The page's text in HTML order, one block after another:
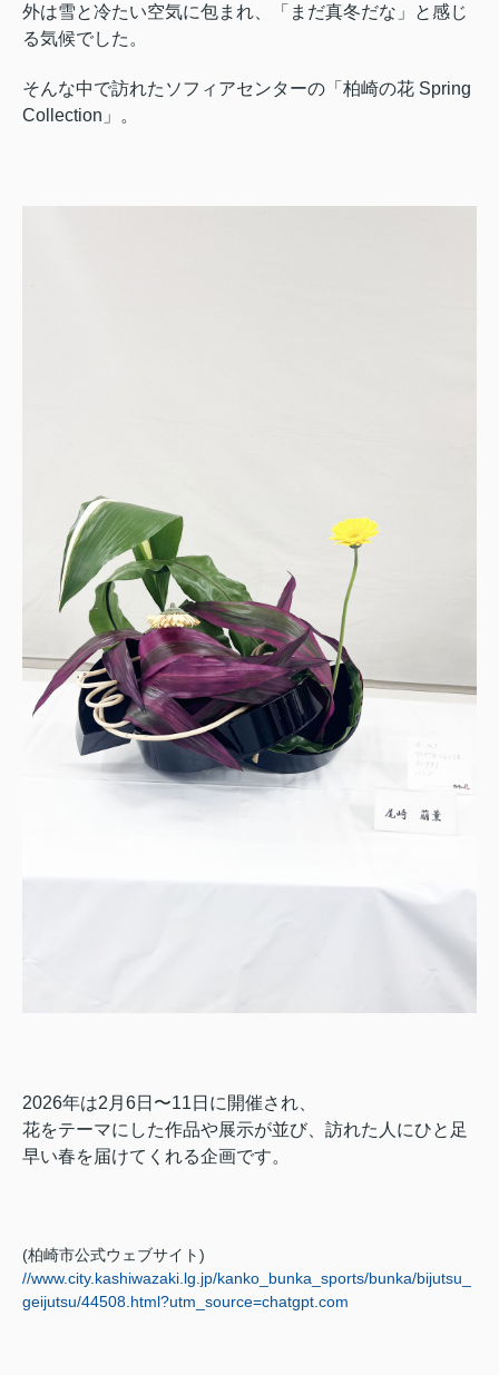
外は雪と冷たい空気に包まれ、「まだ真冬だな」と感じ
る気候でした。
そんな中で訪れたソフィアセンターの「柏崎の花 Spring
Collection」。
2026年は2月6日〜11日に開催され、
花をテーマにした作品や展示が並び、訪れた人にひと足
早い春を届けてくれる企画です。
(柏崎市公式ウェブサイト)
//www.city.kashiwazaki.lg.jp/kanko_bunka_sports/bunka/bijutsu_
geijutsu/44508.html?utm_source=chatgpt.com